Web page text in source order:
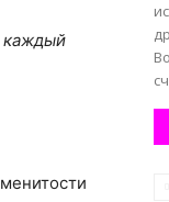
каждый